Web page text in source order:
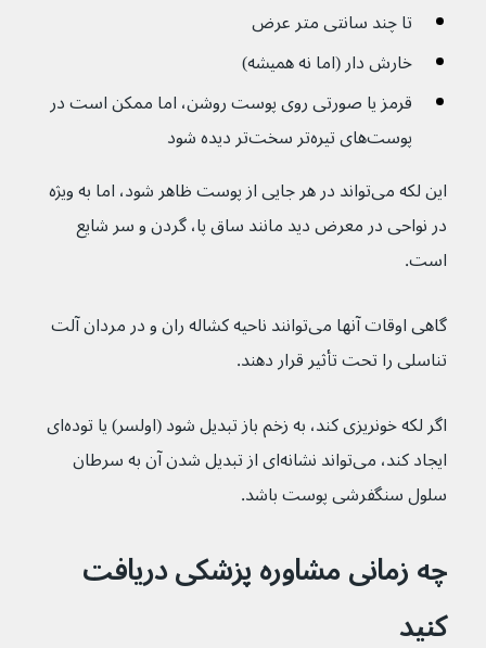
تا چند سانتی متر عرض
خارش دار (اما نه همیشه)
قرمز یا صورتی روی پوست روشن، اما ممکن است در
پوست‌های تیره‌تر سخت‌تر دیده شود
این لکه می‌تواند در هر جایی از پوست ظاهر شود، اما به ویژه
در نواحی در معرض دید مانند ساق پا، گردن و سر شایع
است.
گاهی اوقات آنها می‌توانند ناحیه کشاله ران و در مردان آلت
تناسلی را تحت تأثیر قرار دهند.
اگر لکه خونریزی کند، به زخم باز تبدیل شود (اولسر) یا توده‌ای
ایجاد کند، می‌تواند نشانه‌ای از تبدیل شدن آن به سرطان
سلول سنگفرشی پوست باشد.
چه زمانی مشاوره پزشکی دریافت
کنید